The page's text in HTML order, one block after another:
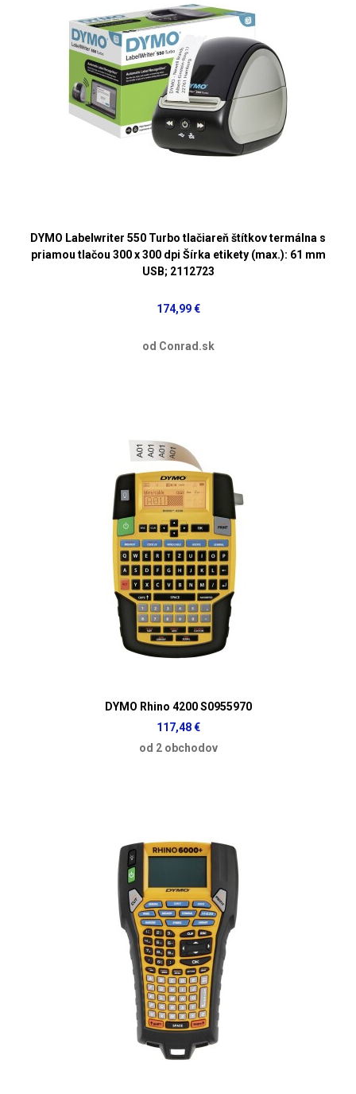
DYMO Labelwriter 550 Turbo tlačiareň štítkov termálna s
priamou tlačou 300 x 300 dpi Šírka etikety (max.): 61 mm
USB; 2112723
174,99 €
od Conrad.sk
DYMO Rhino 4200 S0955970
117,48 €
od 2 obchodov